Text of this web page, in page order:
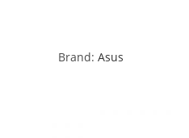
Brand: Asus